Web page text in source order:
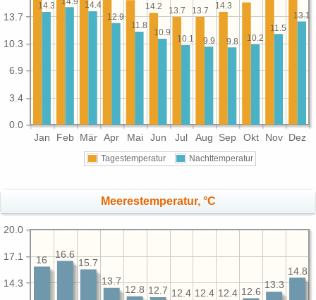
Jan Feb Mär Apr Mai Jun Jul Aug Sep Okt Nov Dez
0.0
3.4
6.9
10.3
13.7
14.3
13.7
13.7
14.2
13.1
11.5
10.2
9.8
9.9
10.1
10.9
11.8
12.9
14.4
14.3
Tagestemperatur Nachttemperatur
Meerestemperatur, °C
14.3
17.1
20.0
14.8
13.3
12.6
12.4
12.4
12.4
12.7
12.8
13.7
15.7
16.6
16